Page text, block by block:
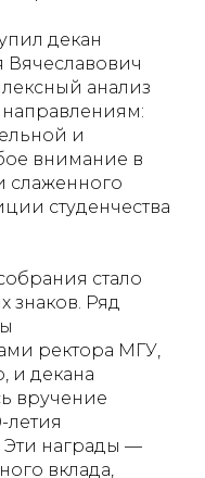
декан
Вячеславович
анализ
и
внимание в
слаженного
студенчества
стало
знаков. Ряд
ректора МГУ,
и декана
вручение
летия
Эти награды —
вклада,